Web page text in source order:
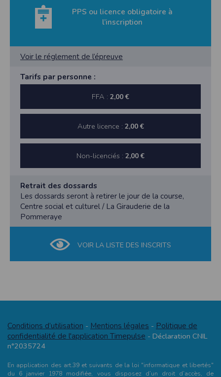
PPS ou licence obligatoire à
l’inscription
Voir le réglement de l’épreuve
Tarifs par personne :
FFA : 2,00 €
Autre licence : 2,00 €
Non-licenciés : 2,00 €
Retrait des dossards
Les dossards seront à retirer le jour de la course,
Centre social et culturel / La Girauderie de la
Pommeraye
VOIR LA LISTE DES INSCRITS
Conditions d’utilisation - Mentions légales - Politique de
confidentialité de l'application Timepulse - Déclaration CNIL
n°2035724
En application des art.39 et suivants de la loi "informatique et libertés"
du 6 janvier 1978 modifiée, vous disposez d’un droit d’accès, de